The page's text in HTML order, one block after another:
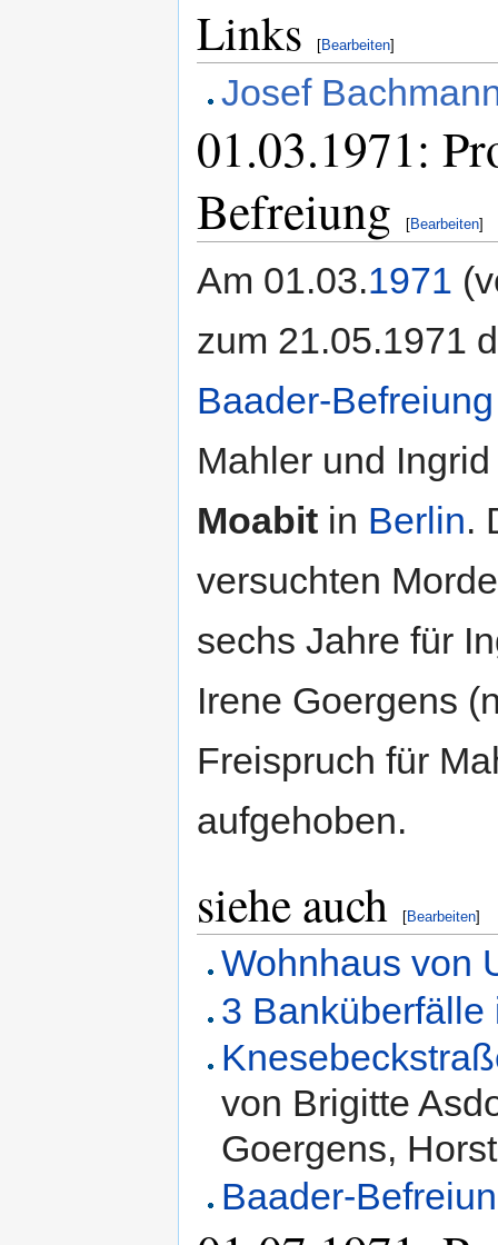
Links [Bearbeiten]
Josef
01.03.1971:
Befreiung
[Bearbeiten]
Am 01.03.1971
zum 21.05.1971
Baader-Befreiung
Mahler und
Moabit in Berlin.
versuchten
sechs Jahre für
Irene Goergens
Freispruch für
aufgehoben.
siehe auch [Bearbeiten]
Wohnhaus von
3 Banküberfälle
von Brigitte
Goergens,
Baader-